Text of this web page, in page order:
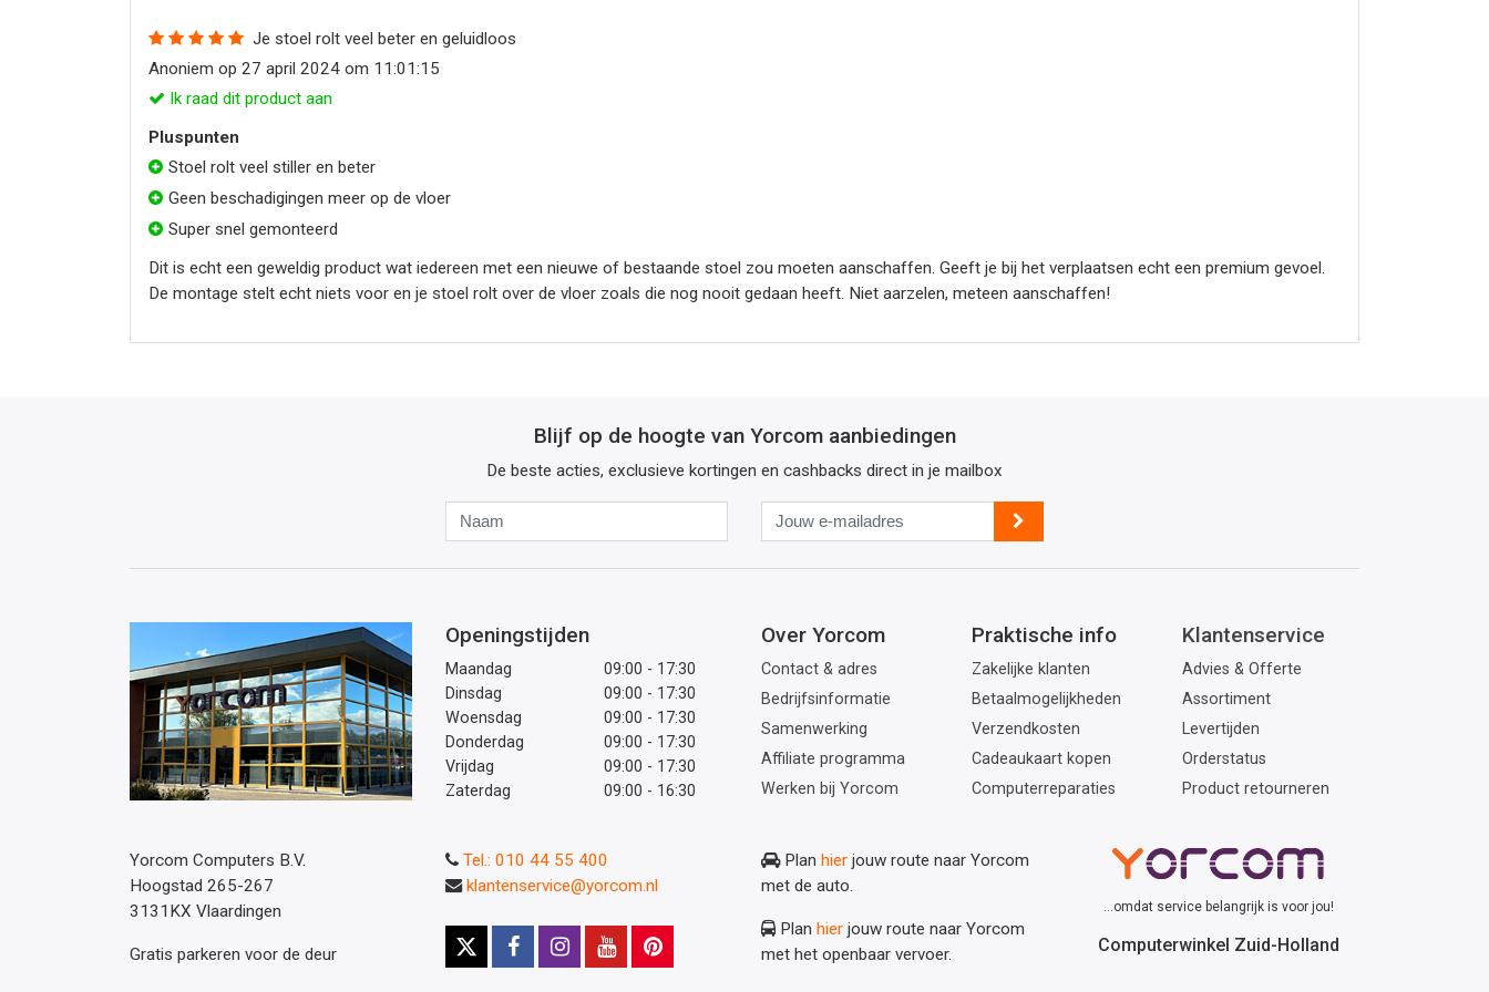
Je stoel rolt veel beter en geluidloos
Anoniem op 27 april 2024 om 11:01:15
Ik raad dit product aan
Pluspunten
Stoel rolt veel stiller en beter
Geen beschadigingen meer op de vloer
Super snel gemonteerd
Dit is echt een geweldig product wat iedereen met een nieuwe of bestaande stoel zou moeten aanschaffen. Geeft je bij het verplaatsen echt een premium gevoel.
De montage stelt echt niets voor en je stoel rolt over de vloer zoals die nog nooit gedaan heeft. Niet aarzelen, meteen aanschaffen!
Blijf op de hoogte van Yorcom aanbiedingen
De beste acties, exclusieve kortingen en cashbacks direct in je mailbox
Jouw
e-
mailadres
Openingstijden
Maandag
09:00 - 17:30
Dinsdag
09:00 - 17:30
Woensdag
09:00 - 17:30
Donderdag
09:00 - 17:30
Vrijdag
09:00 - 17:30
Zaterdag
09:00 - 16:30
Over Yorcom
Contact & adres
Bedrijfsinformatie
Samenwerking
Affiliate programma
Werken bij Yorcom
Praktische info
Zakelijke klanten
Betaalmogelijkheden
Verzendkosten
Cadeaukaart kopen
Computerreparaties
Klantenservice
Advies & Offerte
Assortiment
Levertijden
Orderstatus
Product retourneren
Yorcom Computers B.V.
Hoogstad 265-267
3131KX Vlaardingen
Gratis parkeren voor de deur
Plan hier jouw route naar Yorcom
met de auto.
Plan hier jouw route naar Yorcom
met het openbaar vervoer.
Tel.: 010 44 55 400
klantenservice@yorcom.nl
...omdat service belangrijk is voor jou!
Computerwinkel Zuid-Holland